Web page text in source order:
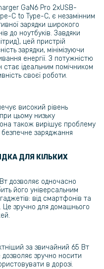
GaN6 Pro 2xUSB-
C to Type-C, є незамінним
зарядки широкого
до ноутбуків. Завдяки
цей пристрій
зарядки, мінімізуючи
енергії. З потужністю
ідеальним помічником
своєї роботи.
високий рівень
цьому низьку
також вирішує проблему
заряджання
ДЛЯ КІЛЬКИХ
дозволяє одночасно
його універсальним
від смартфонів та
Це зручно для домашнього
за звичайний 65 Вт
зручно носити
в дорозі.